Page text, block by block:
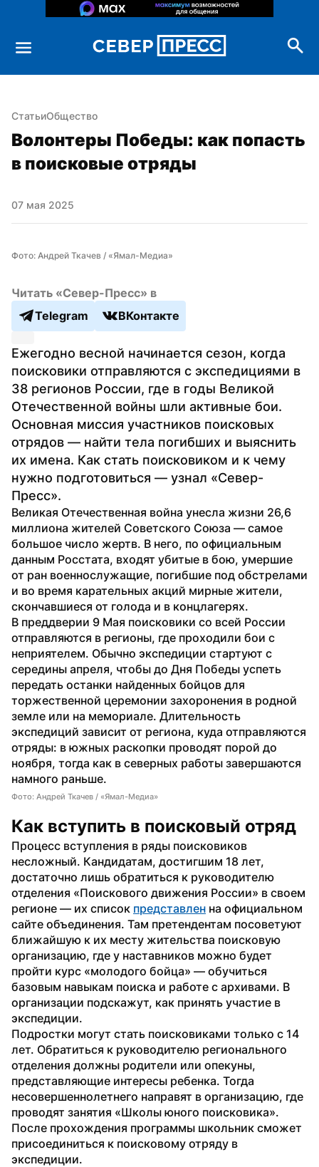
СтатьиОбщество
Волонтеры Победы: как попасть
в поисковые отряды
07 мая 2025
Фото: Андрей Ткачев / «Ямал-Медиа»
Читать «Север-Пресс» в
Telegram
ВКонтакте
Ежегодно весной начинается сезон, когда
поисковики отправляются с экспедициями в
38 регионов России, где в годы Великой
Отечественной войны шли активные бои.
Основная миссия участников поисковых
отрядов — найти тела погибших и выяснить
их имена. Как стать поисковиком и к чему
нужно подготовиться — узнал «Север-
Пресс».
Великая Отечественная война унесла жизни 26,6
миллиона жителей Советского Союза — самое
большое число жертв. В него, по официальным
данным Росстата, входят убитые в бою, умершие
от ран военнослужащие, погибшие под обстрелами
и во время карательных акций мирные жители,
скончавшиеся от голода и в концлагерях.
В преддверии 9 Мая поисковики со всей России
отправляются в регионы, где проходили бои с
неприятелем. Обычно экспедиции стартуют с
середины апреля, чтобы до Дня Победы успеть
передать останки найденных бойцов для
торжественной церемонии захоронения в родной
земле или на мемориале. Длительность
экспедиций зависит от региона, куда отправляются
отряды: в южных раскопки проводят порой до
ноября, тогда как в северных работы завершаются
намного раньше.
Фото: Андрей Ткачев / «Ямал-Медиа»
Как вступить в поисковый отряд
Процесс вступления в ряды поисковиков
несложный. Кандидатам, достигшим 18 лет,
достаточно лишь обратиться к руководителю
отделения «Поискового движения России» в своем
регионе — их список представлен на официальном
сайте объединения. Там претендентам посоветуют
ближайшую к их месту жительства поисковую
организацию, где у наставников можно будет
пройти курс «молодого бойца» — обучиться
базовым навыкам поиска и работе с архивами. В
организации подскажут, как принять участие в
экспедиции.
Подростки могут стать поисковиками только с 14
лет. Обратиться к руководителю регионального
отделения должны родители или опекуны,
представляющие интересы ребенка. Тогда
несовершеннолетнего направят в организацию, где
проводят занятия «Школы юного поисковика».
После прохождения программы школьник сможет
присоединиться к поисковому отряду в
экспедиции.